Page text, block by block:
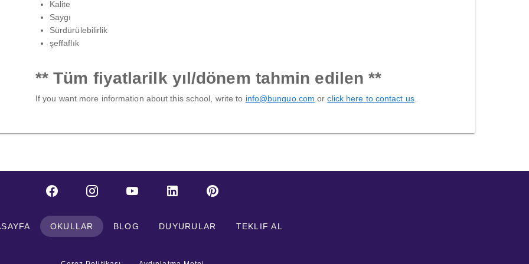
Kalite
Saygı
Sürdürülebilirlik
şeffaflık
** Tüm fiyatlarilk yıl/dönem tahmin edilen **
If you want more information about this school, write to info@bunguo.com orclick here to contact us.
OKULLAR BLOG DUYURULAR TEKLIF AL